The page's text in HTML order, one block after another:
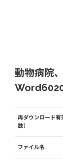
動物病院
再ダウンロード有
数）
ファイル名